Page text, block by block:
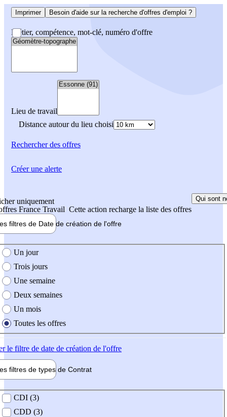
Imprimer Besoin d'aide sur la recherche d'offres d'emploi ?
Métier, compétence, mot-clé, numéro d'offre
Lieu de travail
Distance autour du lieu choisi
Rechercherdes offres
uniquement
France Travail Cette action recharge la liste des offres
Qui sont
filtres de Date de création de l'offre
création de l'offre
Un jour
Trois jours
Une semaine
Deux semaines
Un mois
Toutes les offres
le filtre de date de création de l'offre
filtres de types de Contrat
contrat
CDI (3)
CDD (3)
Créer une alerte